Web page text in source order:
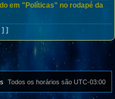
em "Políticas" no rodapé da
]
Todos os horários são UTC-03:00